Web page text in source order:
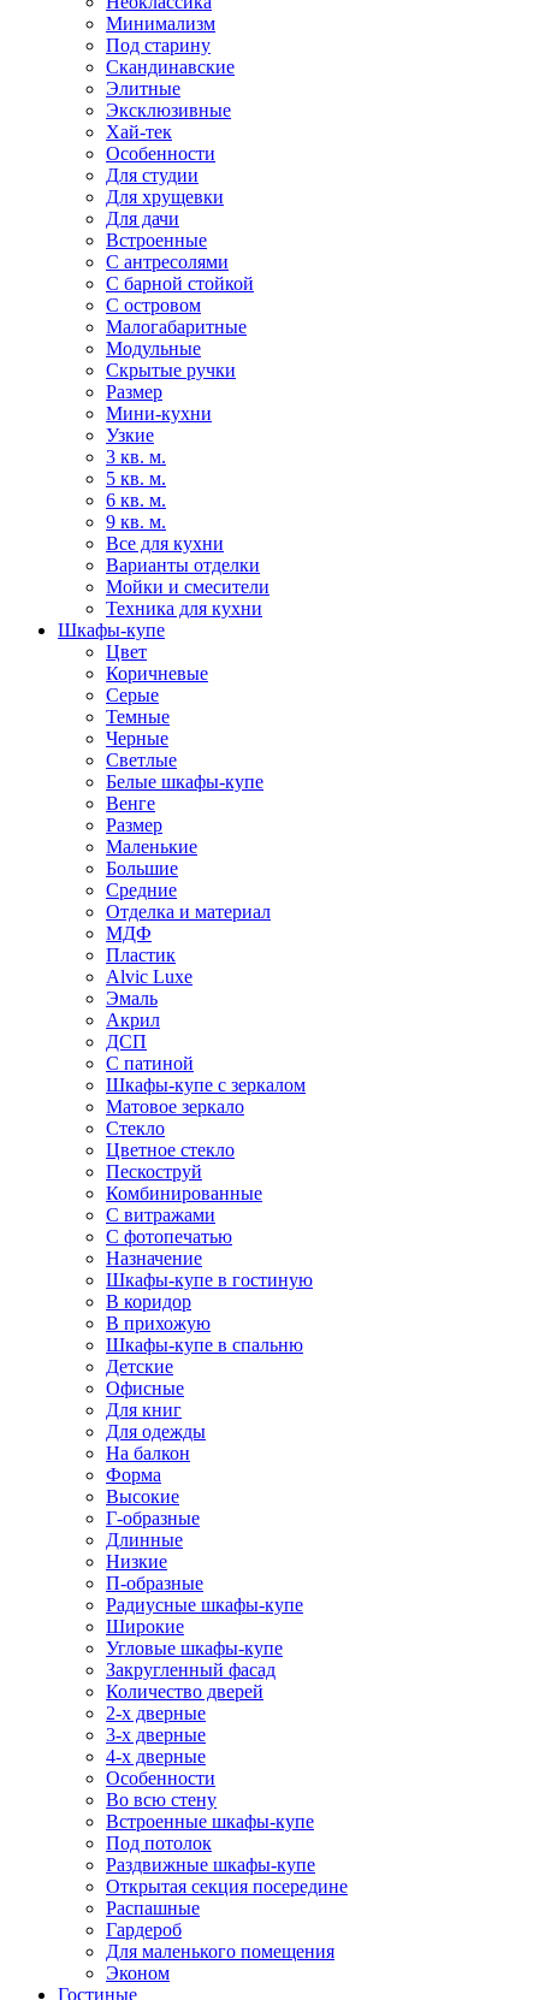
Минимализм
Под старину
Скандинавские
Элитные
Эксклюзивные
Хай-тек
Особенности
Для студии
Для хрущевки
Для дачи
Встроенные
С антресолями
С барной стойкой
С островом
Малогабаритные
Модульные
Скрытые ручки
Размер
Мини-кухни
Узкие
3 кв. м.
5 кв. м.
6 кв. м.
9 кв. м.
Все для кухни
Варианты отделки
Мойки и смесители
Техника для кухни
Шкафы-купе
Цвет
Коричневые
Серые
Темные
Черные
Светлые
Белые шкафы-купе
Венге
Размер
Маленькие
Большие
Средние
Отделка и материал
МДФ
Пластик
Alvic Luxe
Эмаль
Акрил
ДСП
С патиной
Шкафы-купе с зеркалом
Матовое зеркало
Стекло
Цветное стекло
Пескоструй
Комбинированные
С витражами
С фотопечатью
Назначение
Шкафы-купе в гостиную
В коридор
В прихожую
Шкафы-купе в спальню
Детские
Офисные
Для книг
Для одежды
На балкон
Форма
Высокие
Г-образные
Длинные
Низкие
П-образные
Радиусные шкафы-купе
Широкие
Угловые шкафы-купе
Закругленный фасад
Количество дверей
2-х дверные
3-х дверные
4-х дверные
Особенности
Во всю стену
Встроенные шкафы-купе
Под потолок
Раздвижные шкафы-купе
Открытая секция посередине
Распашные
Гардероб
Для маленького помещения
Эконом
Гостиные